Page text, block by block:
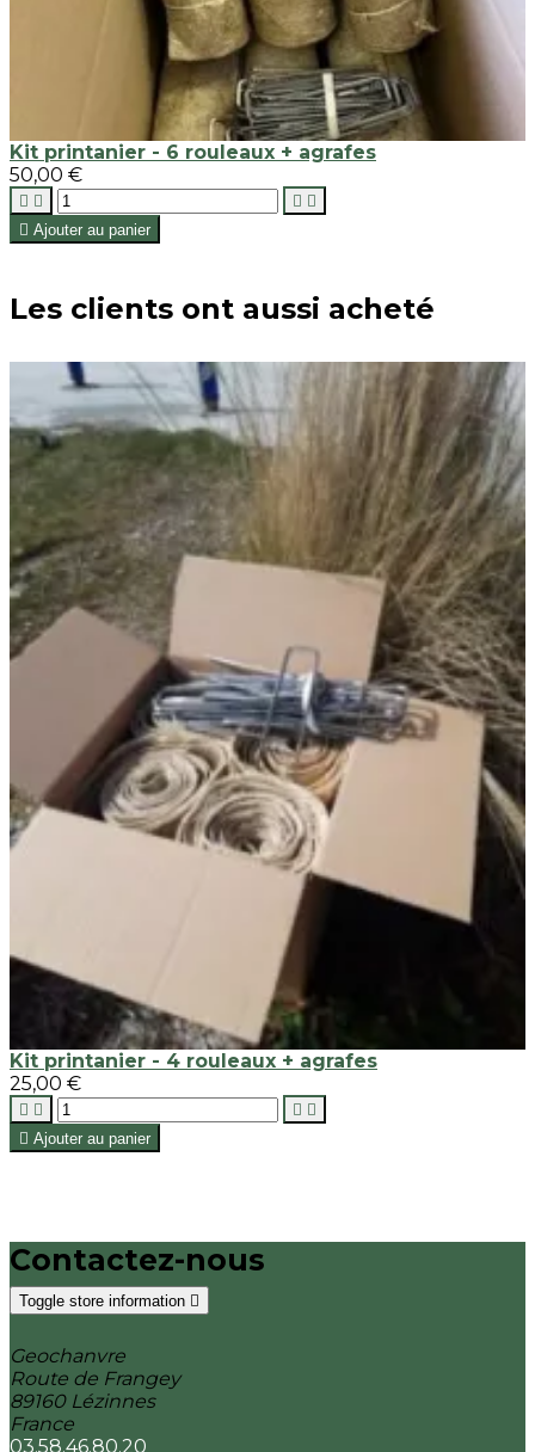
Kit printanier - 6 rouleaux + agrafes
50,00 €
   
 Ajouter au panier
Les clients ont aussi acheté
Kit printanier - 4 rouleaux + agrafes
25,00 €
   
 Ajouter au panier
Contactez-nous
Toggle store information 
Geochanvre
Route de Frangey
89160 Lézinnes
France
03.58.46.80.20